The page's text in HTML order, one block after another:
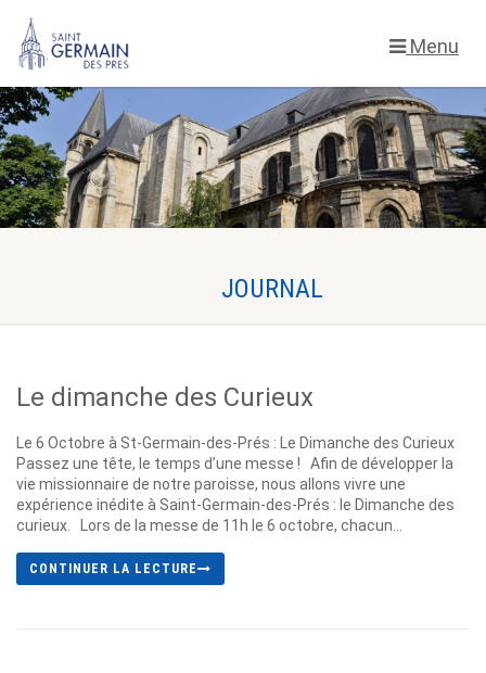
Menu
Le dimanche des Curieux
Le 6 Octobre à St-Germain-des-Prés : Le Dimanche des Curieux
Passez une tête, le temps d’une messe ! Afin de développer la
vie missionnaire de notre paroisse, nous allons vivre une
expérience inédite à Saint-Germain-des-Prés : le Dimanche des
curieux. Lors de la messe de 11h le 6 octobre, chacun...
CONTINUER LA LECTURE